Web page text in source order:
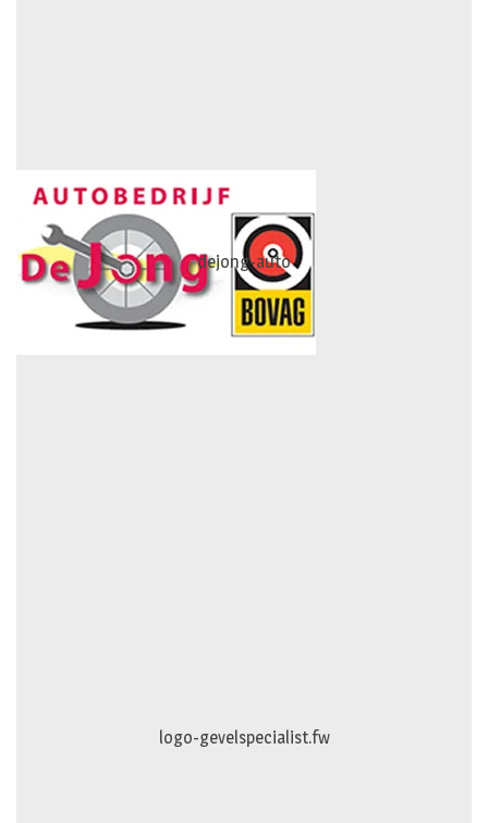
dejong-auto
logo-gevelspecialist.fw